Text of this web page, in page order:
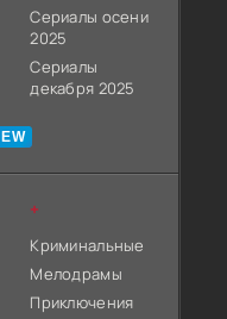
Сериалы осени
2025
Сериалы
декабря 2025
+
Криминальные
Мелодрамы
Приключения